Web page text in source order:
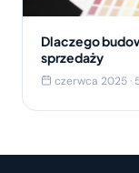
Dlaczego
sprzedaży
czerwca 2025 ·